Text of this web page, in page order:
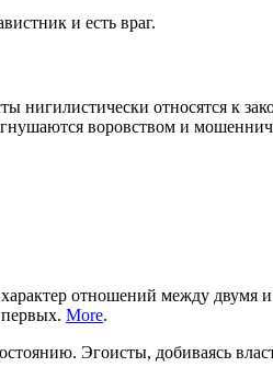
и есть враг.
нигилистически относятся к
воровством и
отношений между двумя
More.
Эгоисты, добиваясь